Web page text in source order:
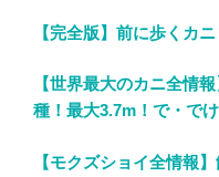
【完全版】前に歩くカ
【世界最大のカニ全情
種！最大3.7m！で・で
【モクズショイ全情報